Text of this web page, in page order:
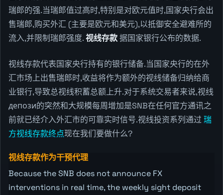
瑞郎的强.当瑞郎值过高时,特别是对欧元值时,国家央行会出
售瑞郎,购买外汇 (主要是欧元和美元),以抵御安全避难所的
流入,并限制瑞郎强度.视线存款据国家银行公布的数据.
视线存款代表国家央行持有的银行储备.当国家央行的在外
汇市场上出售瑞郎时,收益将作为额外的视线储备归纳给商
业银行,导致总视线积蓄总额上升.对于系统交易者来说,视线
депози的突然和大规模每周增加是SNB在任何官方通讯之
前就已经介入外汇市的可靠实时信号.视线投资系列通过 瑞
方视线存款终点现在我们要做什么?
视线存款作为干预代理
Because the SNB does not announce FX
interventions in real time, the weekly sight deposit